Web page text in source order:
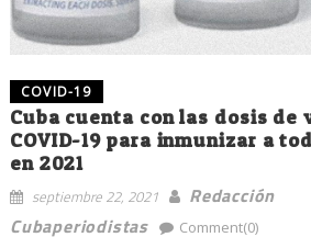
COVID-19
Cuba cuenta con las dosis de
COVID-19 para inmunizar a
en 2021
septiembre 22, 2021
Redacción
Cubaperiodistas
Comment(0)